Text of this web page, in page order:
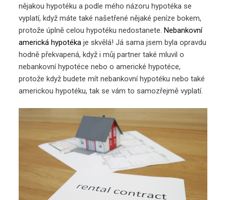
nějakou hypotéku a podle mého názoru hypotéka se
vyplatí, když máte také našetřené nějaké peníze bokem,
protože úplně celou hypotéku nedostanete.Nebankovní
americká hypotéka je skvělá! Já sama jsem byla opravdu
hodně překvapená, když i můj partner také mluvil o
nebankovní hypotéce nebo o americké hypotéce,
protože když budete mít nebankovní hypotéku nebo také
americkou hypotéku, tak se vám to samozřejmě vyplatí.